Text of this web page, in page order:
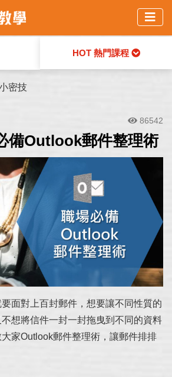
HOT 熱門課程
密技
86542
備Outlook郵件整理術
面對上百封郵件，想要讓不同性質的
想將信件一封一封拖曳到不同的資料
家Outlook郵件整理術，讓郵件排排